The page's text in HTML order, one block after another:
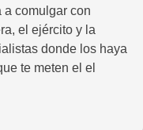
comulgar con
el ejército y la
donde los haya
te meten el el